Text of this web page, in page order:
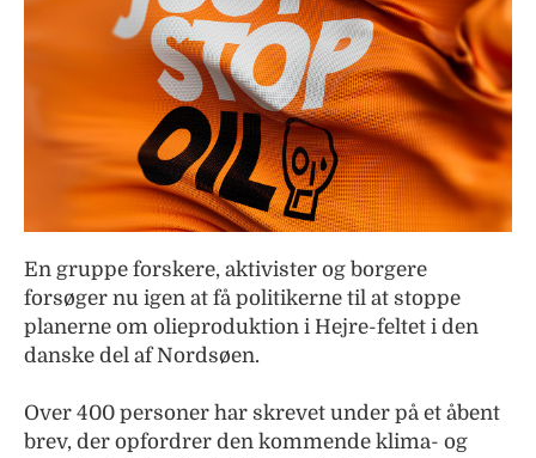
En gruppe forskere, aktivister og borgere
forsøger nu igen at få politikerne til at stoppe
planerne om olieproduktion i Hejre-feltet i den
danske del af Nordsøen.
Over 400 personer har skrevet under på et åbent
brev, der opfordrer den kommende klima- og